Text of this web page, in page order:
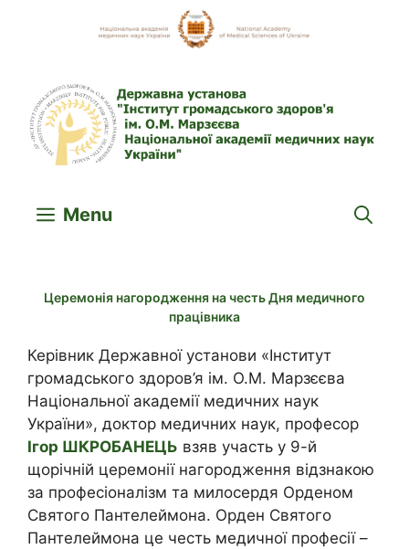
Menu
Церемонія нагородження на честь Дня медичного
працівника
Керівник Державної установи «Інститут
громадського здоров’я ім. О.М. Марзєєва
Національної академії медичних наук
України», доктор медичних наук, професор
Ігор ШКРОБАНЕЦЬ взяв участь у 9-й
щорічній церемонії нагородження відзнакою
за професіоналізм та милосердя Орденом
Святого Пантелеймона. Орден Святого
Пантелеймона це честь медичної професії –